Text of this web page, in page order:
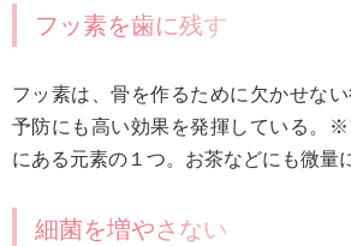
フッ素を歯に残す
フッ素は、骨を作るために欠かせな
予防にも高い効果を発揮している。
にある元素の１つ。お茶などにも微量
細菌を増やさない